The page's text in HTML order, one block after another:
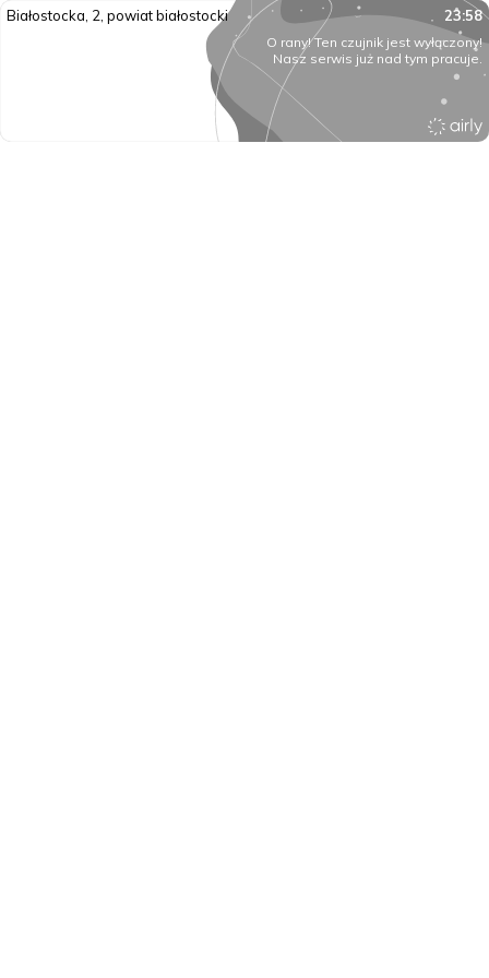
Białostocka, 2, powiat białostocki 23:58
O rany! Ten czujnik jest wyłączony!
Nasz serwis już nad tym pracuje.